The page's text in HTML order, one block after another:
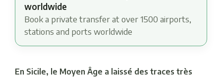
worldwide
Book a private transfer at over 1500 airports,
stations and ports worldwide
En Sicile, le Moyen Âge a laissé des traces très